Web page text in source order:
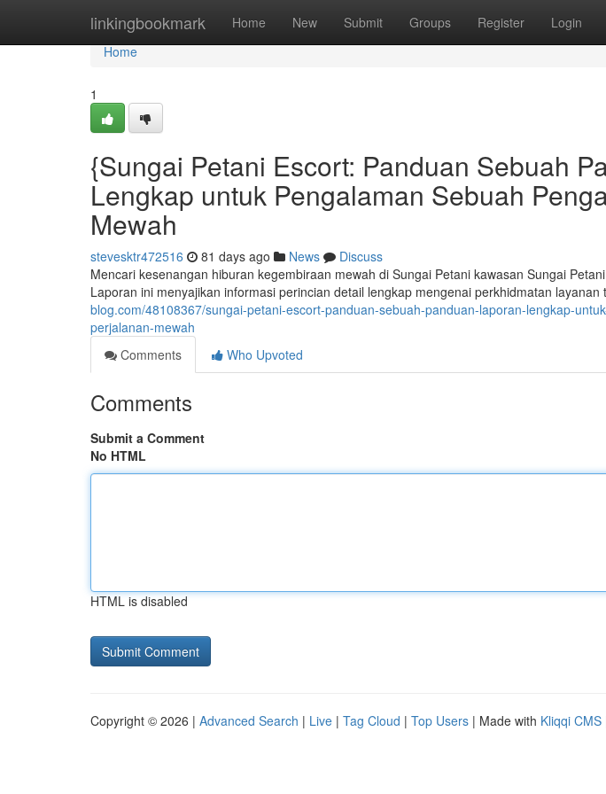
linkingbookmark Home New Submit Groups Register Login
Home
Home
1
{Sungai Petani Escort: Panduan Sebuah
Lengkap untuk Pengalaman Sebuah
Mewah
stevesktr472516 81 days ago News
Discuss
Mencari kesenangan hiburan kegembiraan mewah di Sungai Petani kawasan Sungai
Laporan ini menyajikan informasi perincian detail lengkap mengenai perkhidmatan layanan
blog.com/48108367/sungai-petani-escort-panduan-sebuah-panduan-laporan-lengkap-
perjalanan-mewah
Comments
Who Upvoted
Comments
Submit a Comment
No HTML
HTML is disabled
Copyright © 2026 | Advanced Search | Live | Tag Cloud | Top Users | Made with Kliqqi CMS